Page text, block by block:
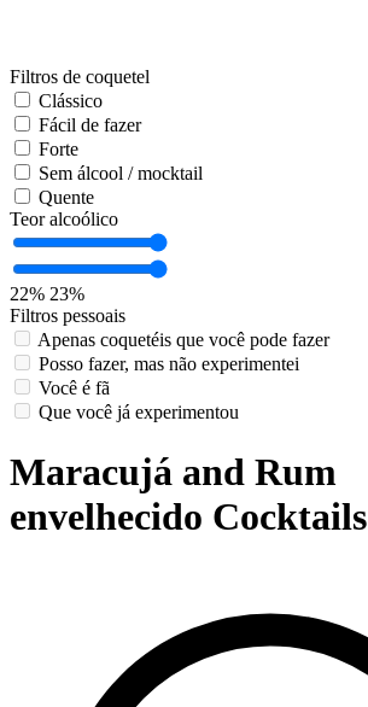
Filtros de coquetel
Clássico
Fácil de fazer
Forte
Sem álcool / mocktail
Quente
Teor alcoólico
22% 23%
Filtros pessoais
Apenas coquetéis que você pode fazer
Posso fazer, mas não experimentei
Você é fã
Que você já experimentou
Maracujá and Rum
envelhecido Cocktails